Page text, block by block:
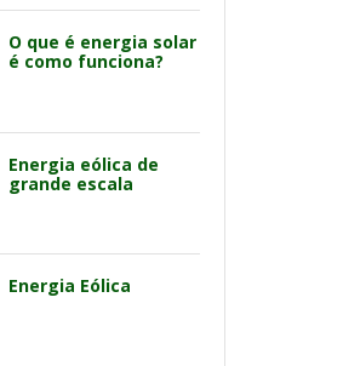
O que é energia solar
é como funciona?
Energia eólica de
grande escala
Energia Eólica